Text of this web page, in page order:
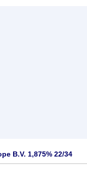
B.V. 1,875% 22/34